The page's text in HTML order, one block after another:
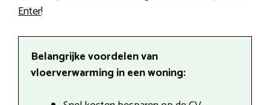
Enter!
Belangrijke voordelen van
vloerverwarming in een woning: